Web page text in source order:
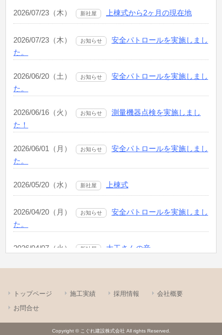
トップページ 施工実績 採用情報
会社概要
お問合せ
Copyright © こぐれ建設株式会社 All rights Reserved.